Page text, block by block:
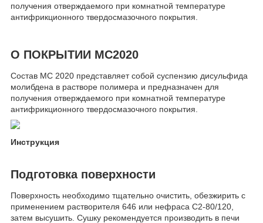
получения отверждаемого при комнатной температуре
антифрикционного твердосмазочного покрытия.
О ПОКРЫТИИ МС2020
Состав МС 2020 представляет собой суспензию дисульфида
молибдена в растворе полимера и предназначен для
получения отверждаемого при комнатной температуре
антифрикционного твердосмазочного покрытия.
Инструкция
Подготовка поверхности
Поверхность необходимо тщательно очистить, обезжирить с
применением растворителя 646 или нефраса С2-80/120,
затем высушить. Сушку рекомендуется производить в печи